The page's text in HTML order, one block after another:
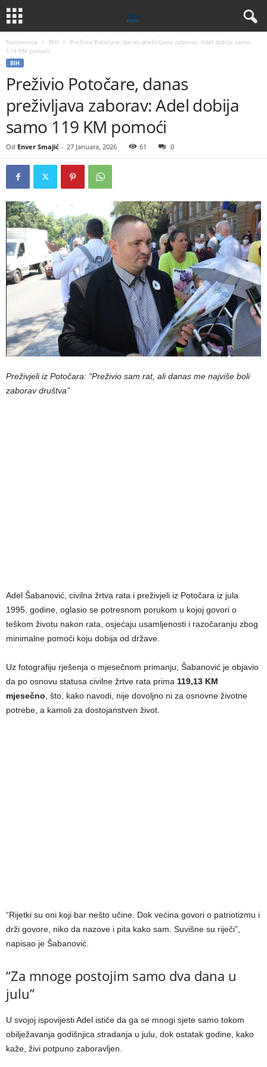
Naslovnica BIH
Preživio Potočare, danas preživljava zaborav: Adel dobija samo
119 KM pomoći
BIH
Preživio Potočare, danas
preživljava zaborav: Adel dobija
samo 119 KM pomoći
Od Enver Smajić - 27 Januara, 2026 61 0
Preživjeli iz Potočara: “Preživio sam rat, ali danas me najviše boli
zaborav društva”
Adel Šabanović, civilna žrtva rata i preživjeli iz Potočara iz jula
1995. godine, oglasio se potresnom porukom u kojoj govori o
teškom životu nakon rata, osjećaju usamljenosti i razočaranju zbog
minimalne pomoći koju dobija od države.
Uz fotografiju rješenja o mjesečnom primanju, Šabanović je objavio
da po osnovu statusa civilne žrtve rata prima 119,13 KM
mjesečno , što, kako navodi, nije dovoljno ni za osnovne životne
potrebe, a kamoli za dostojanstven život.
“Rijetki su oni koji bar nešto učine. Dok većina govori o patriotizmu i
drži govore, niko da nazove i pita kako sam. Suvišne su riječi”,
napisao je Šabanović.
“Za mnoge postojim samo dva dana u
julu”
U svojoj ispovijesti Adel ističe da ga se mnogi sjete samo tokom
obilježavanja godišnjica stradanja u julu, dok ostatak godine, kako
kaže, živi potpuno zaboravljen.